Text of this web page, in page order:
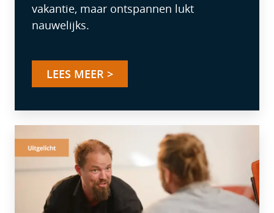
vakantie, maar ontspannen lukt
nauwelijks.
LEES MEER >